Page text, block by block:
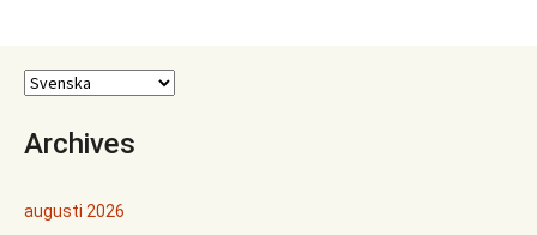
Archives
augusti 2026